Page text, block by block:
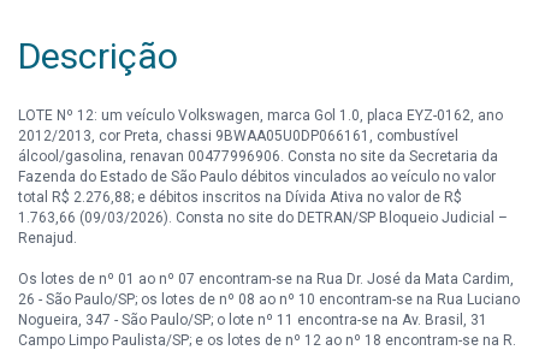
Descrição
LOTE Nº 12: um veículo Volkswagen, marca Gol 1.0, placa EYZ-0162, ano
2012/2013, cor Preta, chassi 9BWAA05U0DP066161, combustível
álcool/gasolina, renavan 00477996906. Consta no site da Secretaria da
Fazenda do Estado de São Paulo débitos vinculados ao veículo no valor
total R$ 2.276,88; e débitos inscritos na Dívida Ativa no valor de R$
1.763,66 (09/03/2026). Consta no site do DETRAN/SP Bloqueio Judicial –
Renajud.
Os lotes de nº 01 ao nº 07 encontram-se na Rua Dr. José da Mata Cardim,
26 - São Paulo/SP; os lotes de nº 08 ao nº 10 encontram-se na Rua Luciano
Nogueira, 347 - São Paulo/SP; o lote nº 11 encontra-se na Av. Brasil, 31
Campo Limpo Paulista/SP; e os lotes de nº 12 ao nº 18 encontram-se na R.